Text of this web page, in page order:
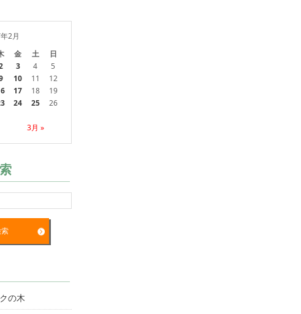
2月
金 土 日
3月 »
3 4
5
10 11
12
17 18
19
24 25
26
の木